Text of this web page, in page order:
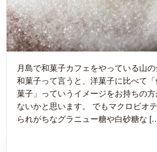
月島で和菓子カフェをやっている山の
和菓子って言うと、洋菓子に比べて
菓子」っていうイメージをお持ちの
ないかと思います。 でもマクロビオ
られがちなグラニュー糖や白砂糖な